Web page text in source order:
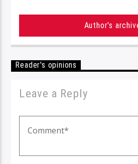
Author's
Reader's opinions
Leave a Reply